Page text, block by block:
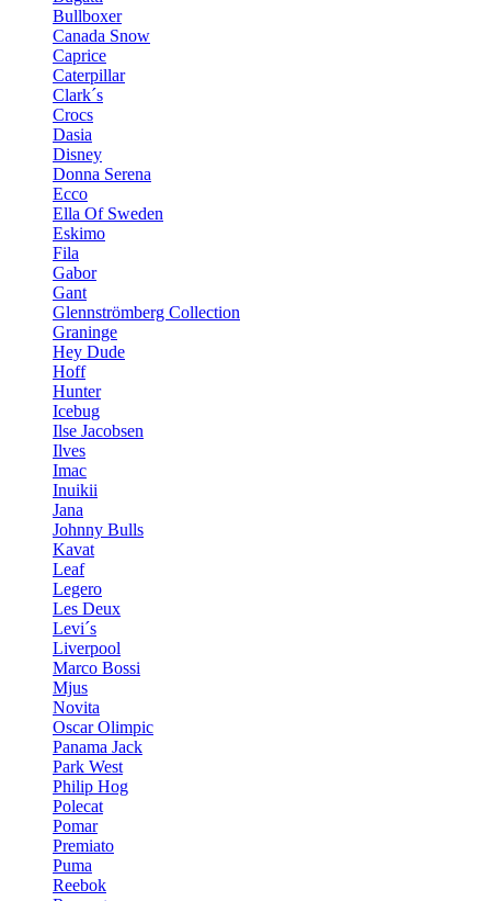
Bullboxer
Canada Snow
Caprice
Caterpillar
Clark´s
Crocs
Dasia
Disney
Donna Serena
Ecco
Ella Of Sweden
Eskimo
Fila
Gabor
Gant
Glennströmberg Collection
Graninge
Hey Dude
Hoff
Hunter
Icebug
Ilse Jacobsen
Ilves
Imac
Inuikii
Jana
Johnny Bulls
Kavat
Leaf
Legero
Les Deux
Levi´s
Liverpool
Marco Bossi
Mjus
Novita
Oscar Olimpic
Panama Jack
Park West
Philip Hog
Polecat
Pomar
Premiato
Puma
Reebok